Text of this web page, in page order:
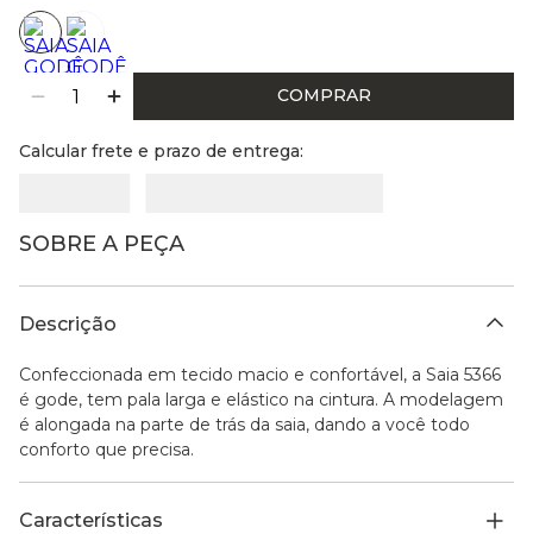
COMPRAR
Calcular frete e prazo de entrega:
SOBRE A PEÇA
Descrição
Confeccionada em tecido macio e confortável, a Saia 5366
é gode, tem pala larga e elástico na cintura. A modelagem
é alongada na parte de trás da saia, dando a você todo
conforto que precisa.
Características